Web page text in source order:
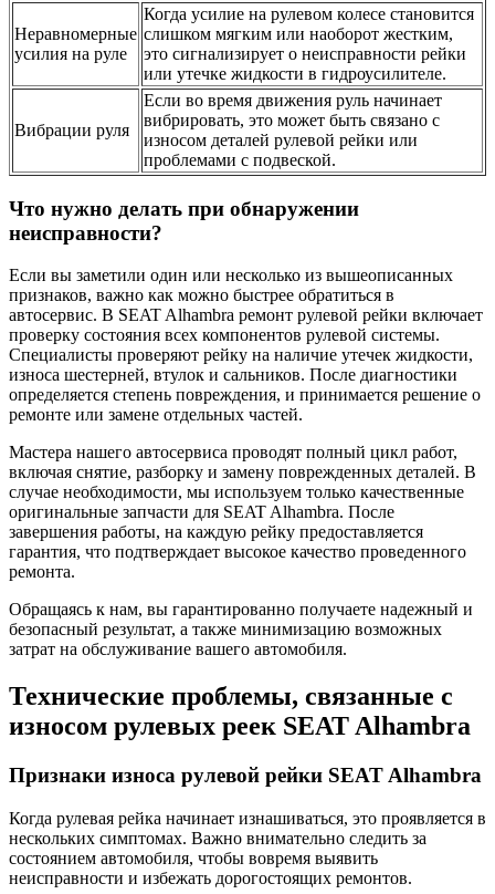
Неравномерные
усилия на руле
Когда усилие на рулевом колесе становится
слишком мягким или наоборот жестким,
это сигнализирует о неисправности рейки
или утечке жидкости в гидроусилителе.
Вибрации руля
Если во время движения руль начинает
вибрировать, это может быть связано с
износом деталей рулевой рейки или
проблемами с подвеской.
Что нужно делать при обнаружении
неисправности?
Если вы заметили один или несколько из вышеописанных
признаков, важно как можно быстрее обратиться в
автосервис. В SEAT Alhambra ремонт рулевой рейки включает
проверку состояния всех компонентов рулевой системы.
Специалисты проверяют рейку на наличие утечек жидкости,
износа шестерней, втулок и сальников. После диагностики
определяется степень повреждения, и принимается решение о
ремонте или замене отдельных частей.
Мастера нашего автосервиса проводят полный цикл работ,
включая снятие, разборку и замену поврежденных деталей. В
случае необходимости, мы используем только качественные
оригинальные запчасти для SEAT Alhambra. После
завершения работы, на каждую рейку предоставляется
гарантия, что подтверждает высокое качество проведенного
ремонта.
Обращаясь к нам, вы гарантированно получаете надежный и
безопасный результат, а также минимизацию возможных
затрат на обслуживание вашего автомобиля.
Технические проблемы, связанные с
износом рулевых реек SEAT Alhambra
Признаки износа рулевой рейки SEAT Alhambra
Когда рулевая рейка начинает изнашиваться, это проявляется в
нескольких симптомах. Важно внимательно следить за
состоянием автомобиля, чтобы вовремя выявить
неисправности и избежать дорогостоящих ремонтов.